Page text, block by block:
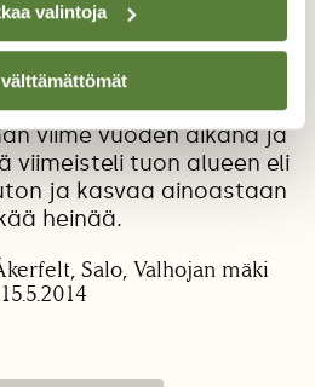
valintojasitä, mutta arvelisin
tai jonkun
joka hyötyy alueella
Metsää on hakattattu
viime vuoden aikana ja
viimeisteli tuon alueen eli
ja kasvaa ainoastaan
heinää.
Salo, Valhojan mäki
15.5.2014